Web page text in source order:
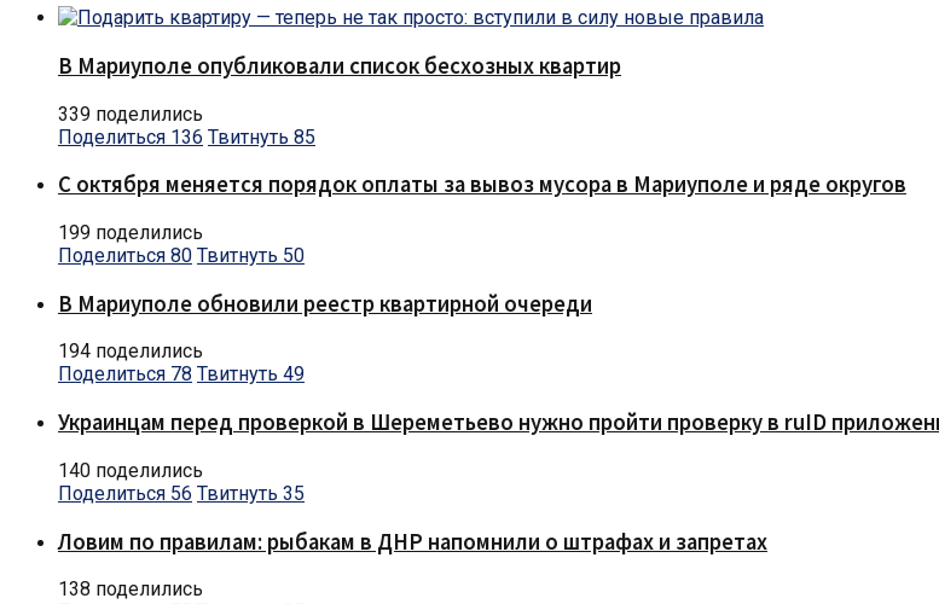
В Мариуполе опубликовали список бесхозных квартир
339 поделились
Поделиться 136 Твитнуть 85
С октября меняется порядок оплаты за вывоз мусора в Мариуполе и ряде округов
199 поделились
Поделиться 80 Твитнуть 50
В Мариуполе обновили реестр квартирной очереди
194 поделились
Поделиться 78 Твитнуть 49
Украинцам перед проверкой в Шереметьево нужно пройти проверку в ruID
140 поделились
Поделиться 56 Твитнуть 35
Ловим по правилам: рыбакам в ДНР напомнили о штрафах и запретах
138 поделились